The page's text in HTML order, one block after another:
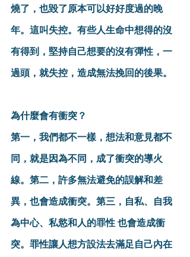
燒了，也毀了原本可以好好度過的晚
年。這叫失控。有些人生命中想得的沒
有得到，堅持自己想要的沒有彈性，一
過頭，就失控，造成無法挽回的後果。
為什麼會有衝突？
第一，我們都不一樣，想法和意見都不
同，就是因為不同，成了衝突的導火
線。第二，許多無法避免的誤解和差
異，也會造成衝突。第三，自私、自我
為中心、私慾和人的罪性 也會造成衝
突。罪性讓人想方設法去滿足自己內在